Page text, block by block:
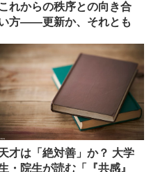
これからの秩序との向き合
方――更新か、それとも
才は「絶対善」か？ 大学
・院生が読む「『共感』